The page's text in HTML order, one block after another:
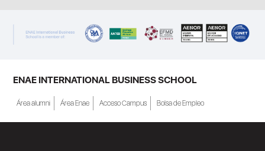
ENAE INTERNATIONAL BUSINESS SCHOOL
Área alumni Área Enae Acceso Campus Bolsa de Empleo